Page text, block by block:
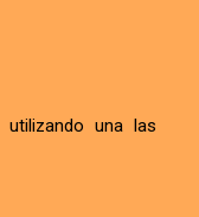
utilizando una las